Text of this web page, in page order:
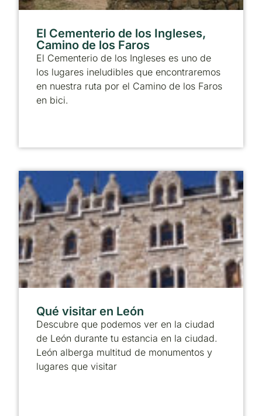
El Cementerio de los Ingleses,
Camino de los Faros
El Cementerio de los Ingleses es uno de
los lugares ineludibles que encontraremos
en nuestra ruta por el Camino de los Faros
en bici.
Qué visitar en León
Descubre que podemos ver en la ciudad
de León durante tu estancia en la ciudad.
León alberga multitud de monumentos y
lugares que visitar